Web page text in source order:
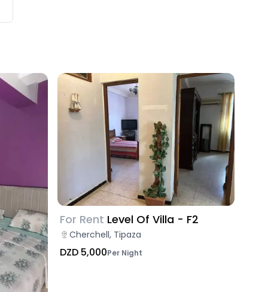
For Rent Level Of Villa - F2
Cherchell, Tipaza
DZD 5,000Per Night